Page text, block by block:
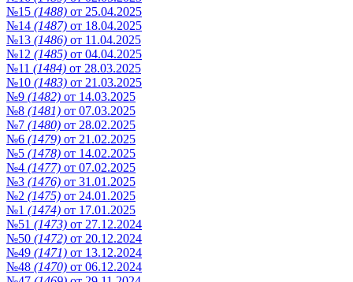
№15 (1488) от 25.04.2025
№14 (1487) от 18.04.2025
№13 (1486) от 11.04.2025
№12 (1485) от 04.04.2025
№11 (1484) от 28.03.2025
№10 (1483) от 21.03.2025
№9 (1482) от 14.03.2025
№8 (1481) от 07.03.2025
№7 (1480) от 28.02.2025
№6 (1479) от 21.02.2025
№5 (1478) от 14.02.2025
№4 (1477) от 07.02.2025
№3 (1476) от 31.01.2025
№2 (1475) от 24.01.2025
№1 (1474) от 17.01.2025
№51 (1473) от 27.12.2024
№50 (1472) от 20.12.2024
№49 (1471) от 13.12.2024
№48 (1470) от 06.12.2024